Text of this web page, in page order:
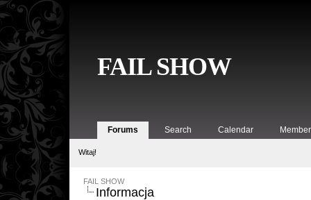
FAIL SHOW
Forums Search Calendar
Witaj!
FAIL SHOW
Informacja